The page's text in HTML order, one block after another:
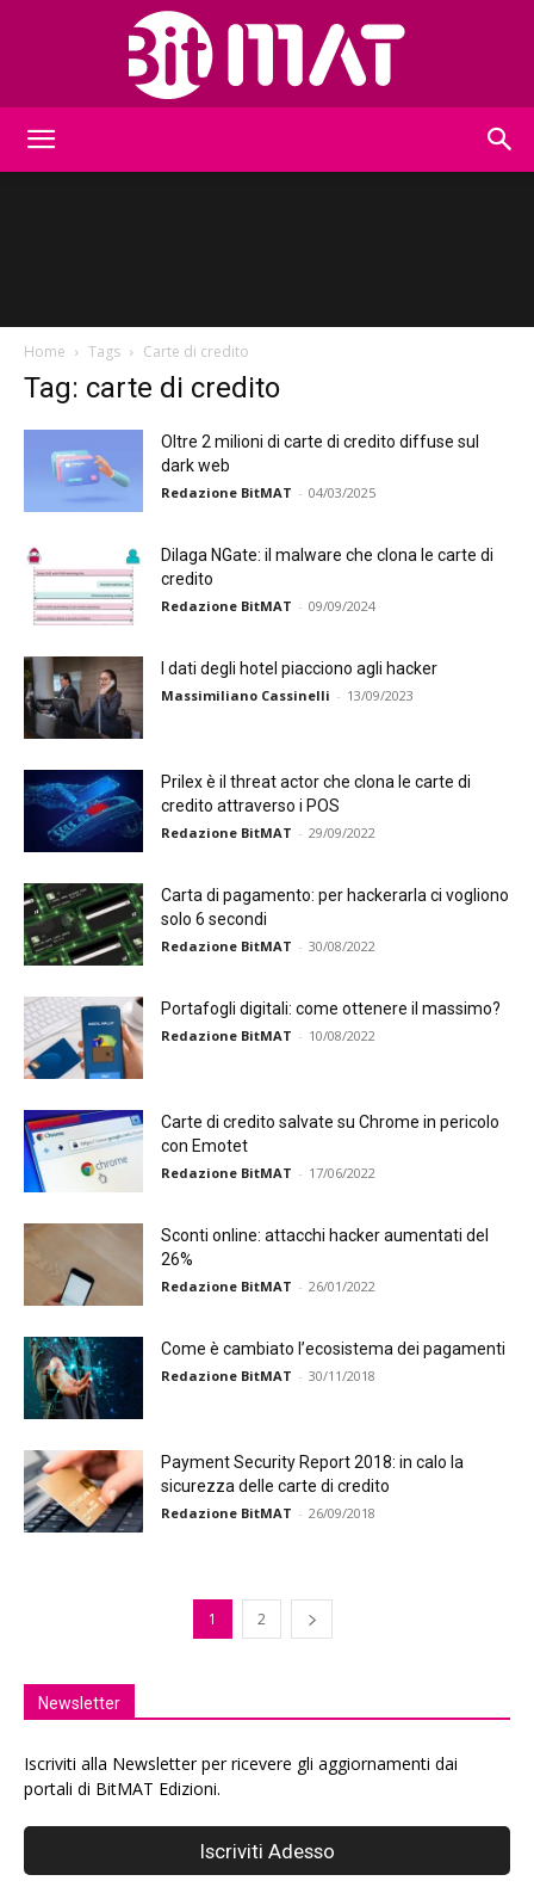
Home Tags Carte di credito
Tag: carte di credito
Oltre 2 milioni di carte di credito diffuse sul
dark web
Redazione BitMAT - 04/03/2025
Dilaga NGate: il malware che clona le carte di
credito
Redazione BitMAT - 09/09/2024
I dati degli hotel piacciono agli hacker
Massimiliano Cassinelli - 13/09/2023
Prilex è il threat actor che clona le carte di
credito attraverso i POS
Redazione BitMAT - 29/09/2022
Carta di pagamento: per hackerarla ci vogliono
solo 6 secondi
Redazione BitMAT - 30/08/2022
Portafogli digitali: come ottenere il massimo?
Redazione BitMAT - 10/08/2022
Carte di credito salvate su Chrome in pericolo
con Emotet
Redazione BitMAT - 17/06/2022
Sconti online: attacchi hacker aumentati del
26%
Redazione BitMAT - 26/01/2022
Come è cambiato l’ecosistema dei pagamenti
Redazione BitMAT - 30/11/2018
Payment Security Report 2018: in calo la
sicurezza delle carte di credito
Redazione BitMAT - 26/09/2018
1 2
Newsletter
Iscriviti alla Newsletter per ricevere gli aggiornamenti dai
portali di BitMAT Edizioni.